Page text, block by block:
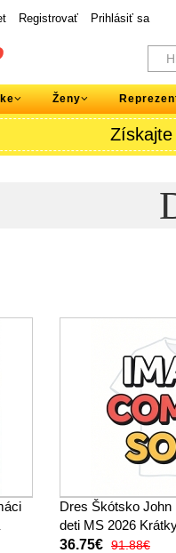
Registrovať Prihlásiť sa
Ženy
Získajte
Dres Škótsko
deti MS 2026
36.75€ 91.88€